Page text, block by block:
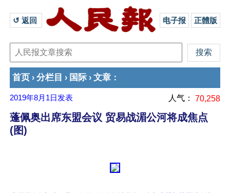
↺ 返回 电子报 正體版
首页 › 分栏目 › 国际 › 文章 ：
2019年8月1日 发表 人气： 70,258
蓬佩奥出席东盟会议 贸易战湄公河将成焦点
(图)